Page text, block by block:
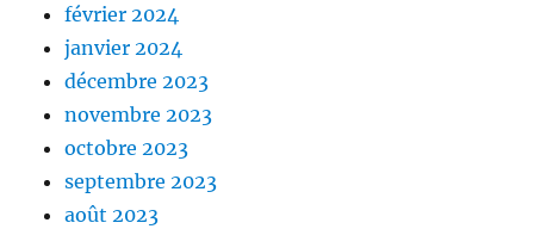
février 2024
janvier 2024
décembre 2023
novembre 2023
octobre 2023
septembre 2023
août 2023